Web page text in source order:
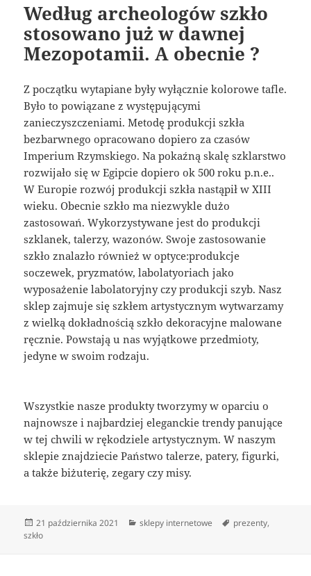
Według archeologów szkło
stosowano już w dawnej
Mezopotamii. A obecnie ?
Z początku wytapiane były wyłącznie kolorowe tafle.
Było to powiązane z występującymi
zanieczyszczeniami. Metodę produkcji szkła
bezbarwnego opracowano dopiero za czasów
Imperium Rzymskiego. Na pokaźną skalę szklarstwo
rozwijało się w Egipcie dopiero ok 500 roku p.n.e..
W Europie rozwój produkcji szkła nastąpił w XIII
wieku. Obecnie szkło ma niezwykle dużo
zastosowań. Wykorzystywane jest do produkcji
szklanek, talerzy, wazonów. Swoje zastosowanie
szkło znalazło również w optyce:produkcje
soczewek, pryzmatów, labolatyoriach jako
wyposażenie labolatoryjny czy produkcji szyb. Nasz
sklep zajmuje się szkłem artystycznym wytwarzamy
z wielką dokładnością szkło dekoracyjne malowane
ręcznie. Powstają u nas wyjątkowe przedmioty,
jedyne w swoim rodzaju.
Wszystkie nasze produkty tworzymy w oparciu o
najnowsze i najbardziej eleganckie trendy panujące
w tej chwili w rękodziele artystycznym. W naszym
sklepie znajdziecie Państwo talerze, patery, figurki,
a także biżuterię, zegary czy misy.
Data
publikacji
21 października 2021 Kategorie
sklepy internetowe Tagi
prezenty,
szkło